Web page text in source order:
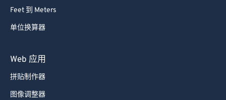
Feet 到 Meters
单位换算器
Web 应用
拼贴制作器
图像调整器